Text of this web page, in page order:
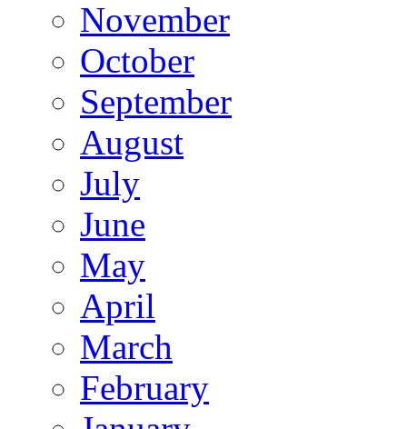
November
October
September
August
July
June
May
April
March
February